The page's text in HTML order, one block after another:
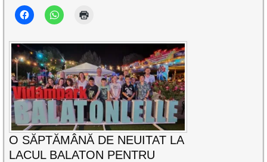
O SĂPTĂMÂNĂ DE NEUITAT LA
LACUL BALATON PENTRU